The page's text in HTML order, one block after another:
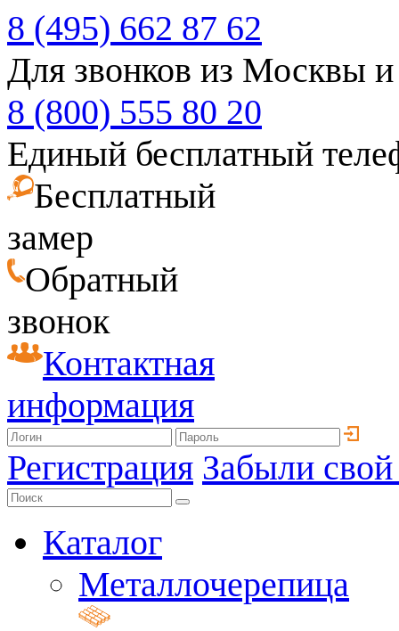
8 (495) 662 87 62
Для звонков из Москвы
8 (800) 555 80 20
Единый бесплатный
Бесплатный
замер
Обратный
звонок
Контактная
информация
Регистрация Забыли
Каталог
Металлочерепица